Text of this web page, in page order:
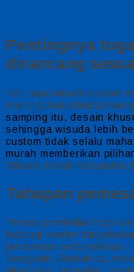
Pentingnya
dirancang
Kini, toga wisuda custom
menonjolkan identitas
samping itu, desain
sehingga wisuda lebih
custom tidak selalu
murah memberikan
Wisuda Murah Kabupaten
Tahapan
Proses pembelian toga
hubungi vendor dan
penawaran serta estimasi.
Bengkalis, Setelah itu,